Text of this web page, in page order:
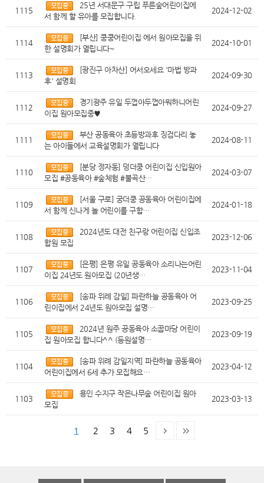
1115
25년 서대문구 구립 푸른숲어린이집에
서 함께 할 유아를 모집합니다.
2024-12-02
1114
[부산] 쿵쿵어린이집 에서 원아모집을 위
한 설명회가 열립니다~
2024-10-01
1113
[광진구 아차산] 어서오세요 '마법 방과
후' 설명회
2024-09-30
1112
경기광주 유일 두껍아두껍아뭐하니어린
이집 원아모집중♥
2024-09-27
1111
부산 공동육아 초등방과후 징검다리 놓
는 아이들에서 교육설명회가 열립니다
2024-08-11
1110
[분당 정자동] 덩더쿵 어린이집 신입원아
모집 #공동육아 #숲체험 #불곡산…
2024-03-07
1109
[서울 구로] 궁더쿵 공동육아 어린이집에
서 함께 신나게 놀 어린이를 구합…
2024-01-18
1108
2024년도 대전 친구랑 어린이집 신입조
합원 모집
2023-12-06
1107
[은평] 은평 유일 공동육아 소리나는어린
이집 24년도 원아모집 (20년생…
2023-11-04
1106
[송파 위례 감일] 파란하늘 공동육아 어
린이집에서 24년도 원아모집 설명…
2023-09-25
1105
2024년 원주 공동육아 소꿉마당 어린이
집 원아모집 합니다^^ (등원설명…
2023-09-19
1104
[송파 위례 감일지역] 파란하늘 공동육아
어린이집에서 6세 추가 모집해요…
2023-04-12
1103
용인 수지구 작은나무숲 어린이집 원아
모집
2023-03-13
1 2 3 4 5